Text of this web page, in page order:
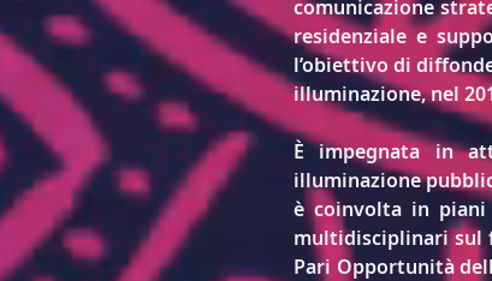
comunicazione
residenziale e
l’obiettivo di
illuminazione, nel
È impegnata in
illuminazione
è coinvolta in piani
multidisciplinari sul
Pari Opportunità